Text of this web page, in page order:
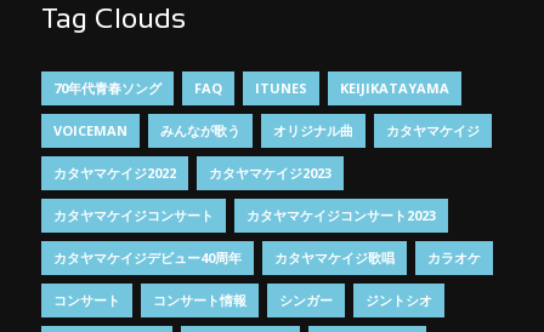
Tag Clouds
70年代青春ソング FAQ ITUNES KEIJIKATAYAMA
VOICEMAN みんなが歌う オリジナル曲 カタヤマケイジ
カタヤマケイジ2022 カタヤマケイジ2023
カタヤマケイジコンサート カタヤマケイジコンサート2023
カタヤマケイジデビュー40周年 カタヤマケイジ歌唱 カラオケ
コンサート コンサート情報 シンガー ジントシオ